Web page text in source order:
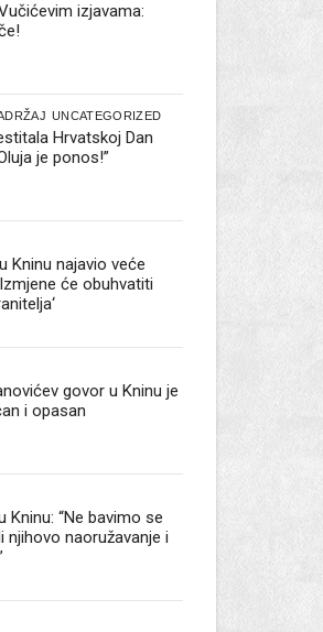
izjavama:
UNCATEGORIZED
Hrvatskoj Dan
je ponos!”
Kninu najavio veće
će obuhvatiti
govor u Kninu je
i opasan
Kninu: “Ne bavimo se
njihovo naoružavanje i